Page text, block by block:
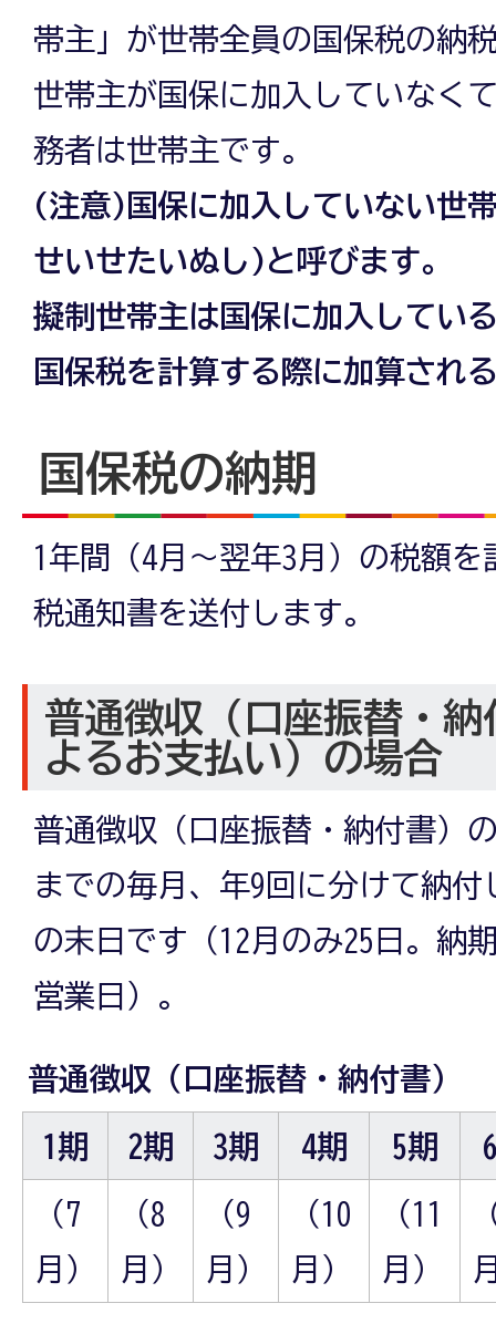
帯主」が世帯全員の国保税の納
世帯主が国保に加入していなく
務者は世帯主です。
(注意)国保に加入していない世
せいせたいぬし)と呼びます。
擬制世帯主は国保に加入してい
国保税を計算する際に加算され
国保税の納期
1年間（4月～翌年3月）の税額
税通知書を送付します。
普通徴収（口座振替・
よるお支払い）の場合
普通徴収（口座振替・納付書）
までの毎月、年9回に分けて納
の末日です（12月のみ25日。納
営業日）。
普通徴収（口座振替・納付書）
1期 2期 3期 4期 5期
（7
月）
（8
月）
（9
月）
（10
月）
（11
月）